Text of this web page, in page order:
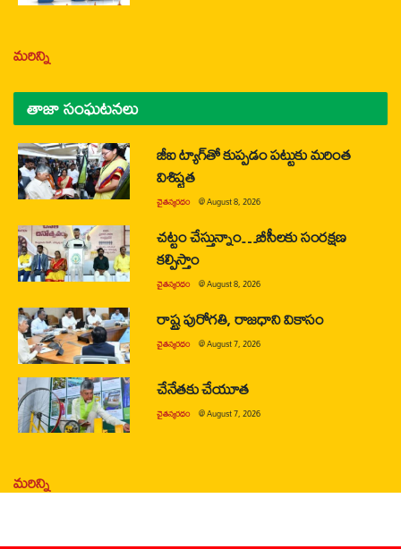
మరిన్ని
తాజా సంఘటనలు
జీఐ ట్యాగ్‌తో కుప్పడం పట్టుకు మరింత
విశిష్టత
చైతన్యరధం @August 8, 2026
చట్టం చేస్తున్నాం…బీసీలకు సంరక్షణ
కల్పిస్తాం
చైతన్యరధం @August 8, 2026
రాష్ట్ర పురోగతి, రాజధాని వికాసం
చైతన్యరధం @August 7, 2026
చేనేతకు చేయూత
చైతన్యరధం @August 7, 2026
మరిన్ని